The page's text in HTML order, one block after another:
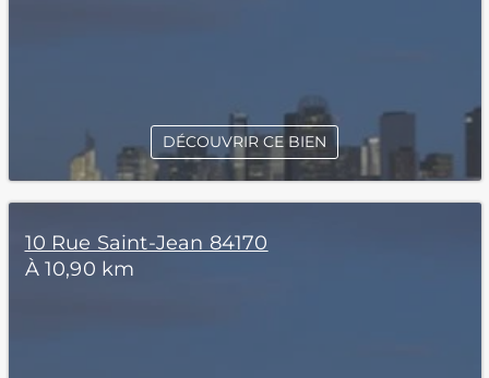
DÉCOUVRIR CE BIEN
10 Rue Saint-Jean 84170
À 10,90 km